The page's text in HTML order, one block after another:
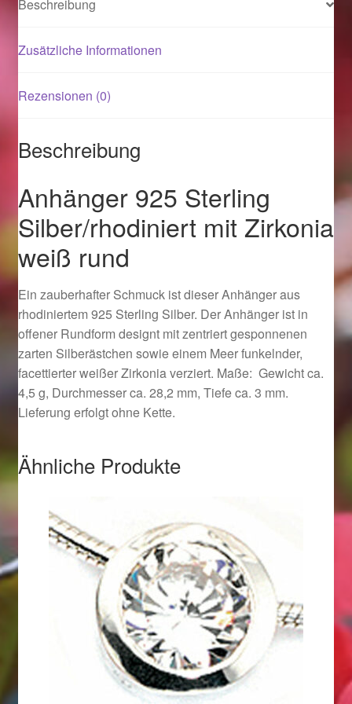
Logout
Ostergeschenke finden für Ostern 2015
Ostergeschenke finden für Ostern 2016
Ostergeschenke finden für Ostern 2017
Ostergeschenke finden für Ostern 2018
Ostergeschenke finden für Ostern 2019
Ostergeschenke finden für Ostern 2020
Ostergeschenke finden für Ostern 2021
Partner
Shop
Beschreibung
Zusätzliche Informationen
Rezensionen (0)
Beschreibung
Anhänger 925 Sterling
Silber/rhodiniert mit Zirkonia
weiß rund
Ein zauberhafter Schmuck ist dieser Anhänger aus
rhodiniertem 925 Sterling Silber. Der Anhänger ist in
offener Rundform designt mit zentriert gesponnenen
zarten Silberästchen sowie einem Meer funkelnder,
facettierter weißer Zirkonia verziert. Maße: Gewicht ca.
4,5 g, Durchmesser ca. 28,2 mm, Tiefe ca. 3 mm.
Lieferung erfolgt ohne Kette.
Ähnliche Produkte